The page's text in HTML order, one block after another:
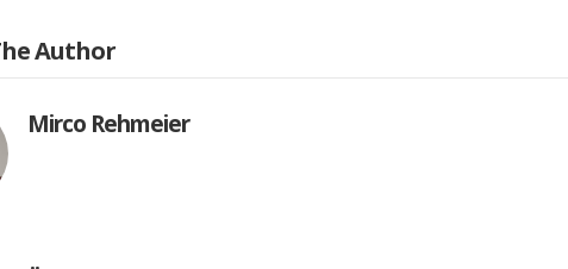
Author
Mirco Rehmeier